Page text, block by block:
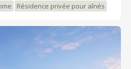
Résidence privée pour aînés